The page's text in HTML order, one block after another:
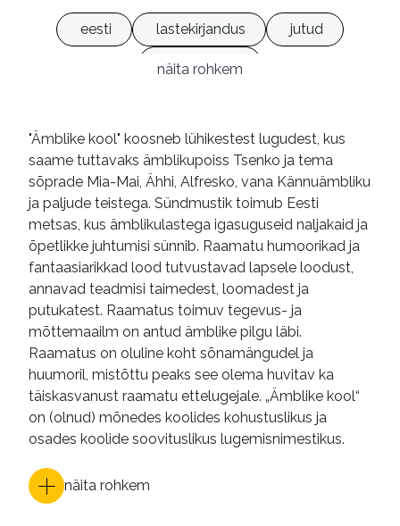
eesti lastekirjandus
jutud
e-raamatud
näita rohkem
"Ämblike kool" koosneb lühikestest lugudest, kus
saame tuttavaks ämblikupoiss Tsenko ja tema
sõprade Mia-Mai, Ähhi, Alfresko, vana Kännuämbliku
ja paljude teistega. Sündmustik toimub Eesti
metsas, kus ämblikulastega igasuguseid naljakaid ja
õpetlikke juhtumisi sünnib. Raamatu humoorikad ja
fantaasiarikkad lood tutvustavad lapsele loodust,
annavad teadmisi taimedest, loomadest ja
putukatest. Raamatus toimuv tegevus- ja
mõttemaailm on antud ämblike pilgu läbi.
Raamatus on oluline koht sõnamängudel ja
huumoril, mistõttu peaks see olema huvitav ka
täiskasvanust raamatu ettelugejale. „Ämblike kool“
on (olnud) mõnedes koolides kohustuslikus ja
osades koolide soovituslikus lugemisnimestikus.
näita rohkem